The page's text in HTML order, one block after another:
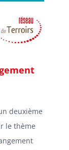
deuxième
le thème